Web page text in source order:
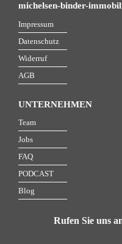
michelsen-binder-
Impressum
Datenschutz
Widerruf
AGB
UNTERNEHMEN
Team
Jobs
FAQ
PODCAST
Blog
Rufen Sie uns